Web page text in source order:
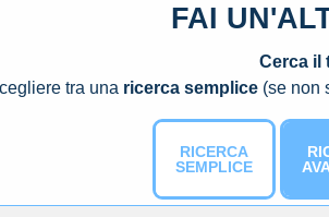
FAI
Cerca il
tra una ricerca semplice (se non
RICERCA
SEMPLICE